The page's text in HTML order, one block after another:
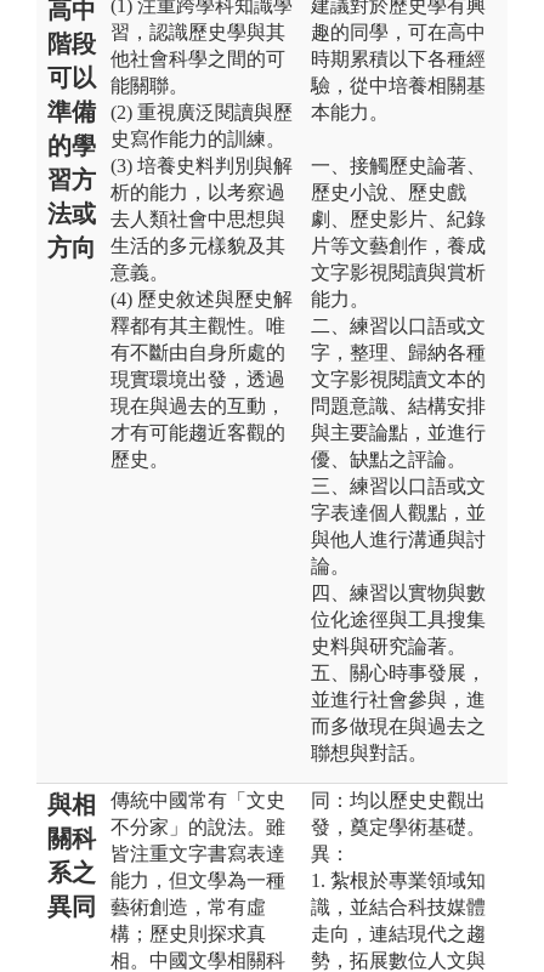
高中
階段
可以
準備
的學
習方
法或
方向
(1) 注重跨學科知識學
習，認識歷史學與其
他社會科學之間的可
能關聯。
(2) 重視廣泛閱讀與歷
史寫作能力的訓練。
(3) 培養史料判別與解
析的能力，以考察過
去人類社會中思想與
生活的多元樣貌及其
意義。
(4) 歷史敘述與歷史解
釋都有其主觀性。唯
有不斷由自身所處的
現實環境出發，透過
現在與過去的互動，
才有可能趨近客觀的
歷史。
建議對於歷史學有興
趣的同學，可在高中
時期累積以下各種經
驗，從中培養相關基
本能力。
一、接觸歷史論著、
歷史小說、歷史戲
劇、歷史影片、紀錄
片等文藝創作，養成
文字影視閱讀與賞析
能力。
二、練習以口語或文
字，整理、歸納各種
文字影視閱讀文本的
問題意識、結構安排
與主要論點，並進行
優、缺點之評論。
三、練習以口語或文
字表達個人觀點，並
與他人進行溝通與討
論。
四、練習以實物與數
位化途徑與工具搜集
史料與研究論著。
五、關心時事發展，
並進行社會參與，進
而多做現在與過去之
聯想與對話。
與相
關科
系之
異同
傳統中國常有「文史
不分家」的說法。雖
皆注重文字書寫表達
能力，但文學為一種
藝術創造，常有虛
構；歷史則探求真
相。中國文學相關科
同：均以歷史史觀出
發，奠定學術基礎。
異：
1. 紮根於專業領域知
識，並結合科技媒體
走向，連結現代之趨
勢，拓展數位人文與